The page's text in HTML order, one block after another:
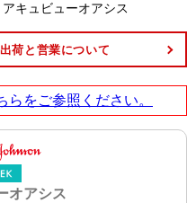
アキュビューオアシス
荷と営業について
ら をご参照ください。
オアシス